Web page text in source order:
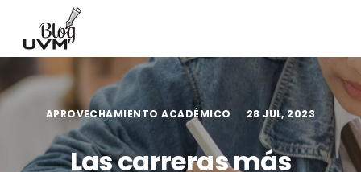
APROVECHAMIENTO ACADÉMICO 28 JUL, 2023
Las carreras más